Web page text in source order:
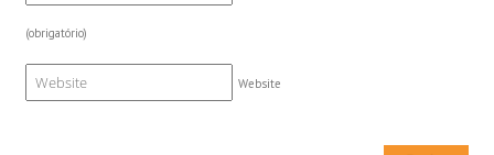
(obrigatório)
Website